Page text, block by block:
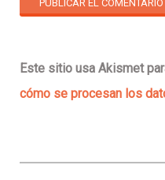
Este sitio usa Akismet
cómo se procesan los